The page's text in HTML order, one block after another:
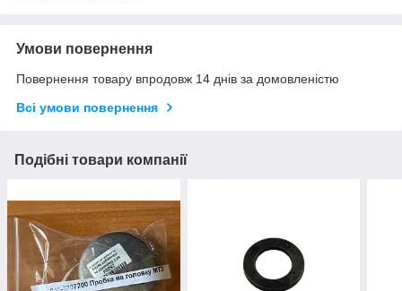
Умови повернення
Повернення товару впродовж 14 днів за домовленістю
Всі умови повернення
Подібні товари компанії